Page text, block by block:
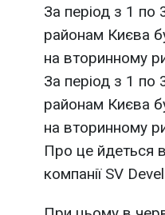
За період з 1 по
районам Києва
на вторинному
За період з 1 по
районам Києва
на вторинному
Про це йдеться
компанії SV